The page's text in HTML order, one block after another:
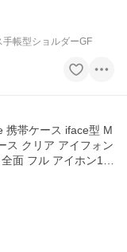
帳型ショルダーGF
携帯ケース iface型 M
ス クリア アイフォン
面 フル アイホン13